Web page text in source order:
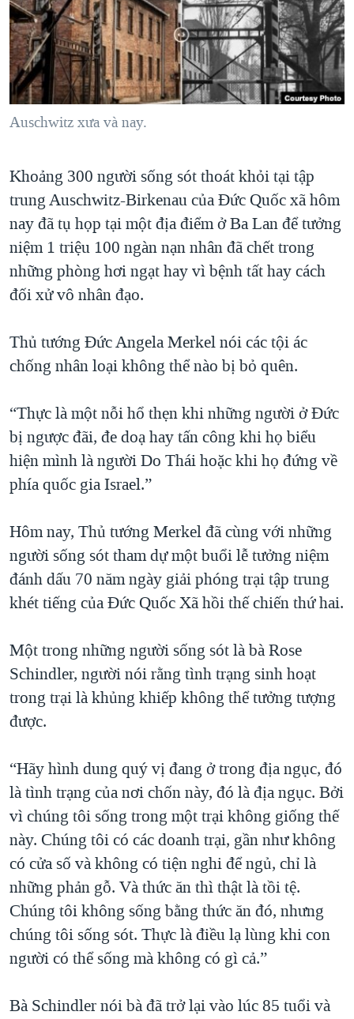
"Tìm"NGƯỜI VIỆT HẢI NGOẠI
ĐỜI SỐNG
KINH TẾ
KHOA HỌC
SỨC KHOẺ
THỂ THAO
GIÁO DỤC
TẠI
HÀNH TRÌNH BẦU CỬ 2024
MỘT NĂM CHIẾN TRANH TẠI DẢI GAZA
GIẢI MÃ VÀNH ĐAI & CON ĐƯỜNG
NGÀY TỊ NẠN THẾ GIỚI
GROUND ZERO – XƯA VÀ NAY
CHI PHÍ CHIẾN TRANH AFGHANISTAN
CÁC GIÁ TRỊ CỘNG HÒA Ở VIỆT NAM
THƯỢNG ĐỈNH TRUMP-KIM TẠI VIỆT NAM
TRỊNH VĨNH BÌNH VS. CHÍNH PHỦ VIỆT NAM
BÊN KIA QUỐC LỘ: TIẾNG VỌNG TỪ NÔNG THÔN MỸ
QUAN HỆ VIỆT MỸ
VIDEO
NGHE
MẠNG XÃ HỘI
Auschwitz xưa và nay.
Khoảng 300 người sống sót thoát khỏi tại tập
trung Auschwitz-Birkenau của Đức Quốc xã hôm
nay đã tụ họp tại một địa điểm ở Ba Lan để tưởng
niệm 1 triệu 100 ngàn nạn nhân đã chết trong
những phòng hơi ngạt hay vì bệnh tất hay cách
đối xử vô nhân đạo.
Thủ tướng Đức Angela Merkel nói các tội ác
chống nhân loại không thể nào bị bỏ quên.
“Thực là một nỗi hổ thẹn khi những người ở Đức
bị ngược đãi, đe doạ hay tấn công khi họ biểu
hiện mình là người Do Thái hoặc khi họ đứng về
phía quốc gia Israel.”
Hôm nay, Thủ tướng Merkel đã cùng với những
người sống sót tham dự một buổi lễ tưởng niệm
đánh dấu 70 năm ngày giải phóng trại tập trung
khét tiếng của Đức Quốc Xã hồi thế chiến thứ hai.
Một trong những người sống sót là bà Rose
Schindler, người nói rằng tình trạng sinh hoạt
trong trại là khủng khiếp không thể tưởng tượng
được.
“Hãy hình dung quý vị đang ở trong địa ngục, đó
là tình trạng của nơi chốn này, đó là địa ngục. Bởi
vì chúng tôi sống trong một trại không giống thế
này. Chúng tôi có các doanh trại, gần như không
có cửa số và không có tiện nghi để ngủ, chỉ là
những phản gỗ. Và thức ăn thì thật là tồi tệ.
Chúng tôi không sống bằng thức ăn đó, nhưng
chúng tôi sống sót. Thực là điều lạ lùng khi con
người có thể sống mà không có gì cả.”
Bà Schindler nói bà đã trở lại vào lúc 85 tuổi và